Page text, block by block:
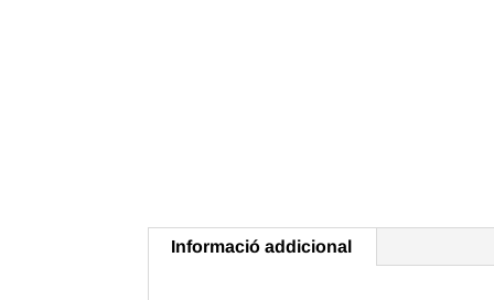
Informació addicional